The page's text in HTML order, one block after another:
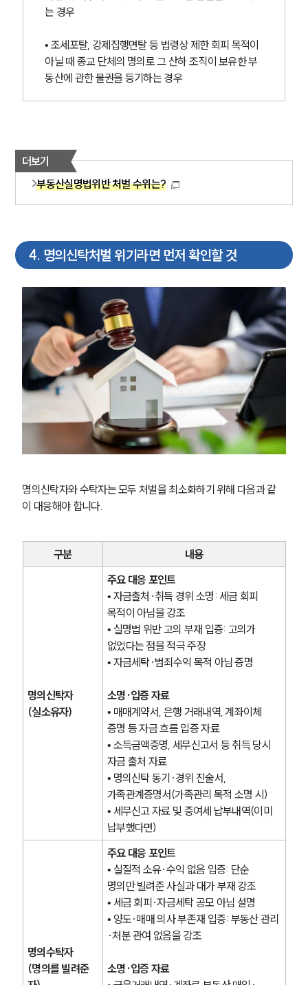
건설부 업무
전체
소식/자료
법률 블로그
법률서식
뉴스레터/브로슈어
세미나
대륜법률상담예약
대륜법률상담예약
는 경우
• 조세포탈, 강제집행면탈 등 법령상 제한 회피 목적이
아닐 때 종교 단체의 명의로 그 산하 조직이 보유한 부
동산에 관한 물권을 등기하는 경우
더보기
부동산실명법위반 처벌 수위는?
4. 명의신탁처벌 위기라면 먼저 확인할 것
명의신탁자와 수탁자는 모두 처벌을 최소화하기 위해 다음과 같
이 대응해야 합니다.
구분 내용
명의신탁자
(실소유자)
주요 대응 포인트
• 자금출처·취득 경위 소명: 세금 회피
목적이 아님을 강조
• 실명법 위반 고의 부재 입증: 고의가
없었다는 점을 적극 주장
• 자금세탁·범죄수익 목적 아님 증명
소명·입증 자료
• 매매계약서, 은행 거래내역, 계좌이체
증명 등 자금 흐름 입증 자료
• 소득금액증명, 세무신고서 등 취득 당시
자금 출처 자료
• 명의신탁 동기·경위 진술서,
가족관계증명서(가족관리 목적 소명 시)
• 세무신고 자료 및 증여세 납부내역(이미
납부했다면)
명의수탁자
(명의를 빌려준
주요 대응 포인트
• 실질적 소유·수익 없음 입증: 단순
명의만 빌려준 사실과 대가 부재 강조
• 세금 회피·자금세탁 공모 아님 설명
• 양도·매매 의사 부존재 입증: 부동산 관리
·처분 관여 없음을 강조
소명·입증 자료